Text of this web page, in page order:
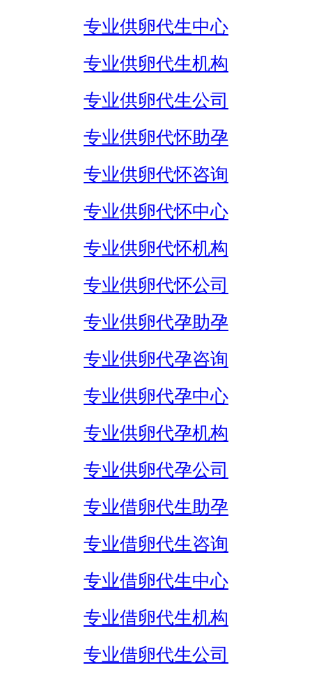
专业供卵代生中心
专业供卵代生机构
专业供卵代生公司
专业供卵代怀助孕
专业供卵代怀咨询
专业供卵代怀中心
专业供卵代怀机构
专业供卵代怀公司
专业供卵代孕助孕
专业供卵代孕咨询
专业供卵代孕中心
专业供卵代孕机构
专业供卵代孕公司
专业借卵代生助孕
专业借卵代生咨询
专业借卵代生中心
专业借卵代生机构
专业借卵代生公司